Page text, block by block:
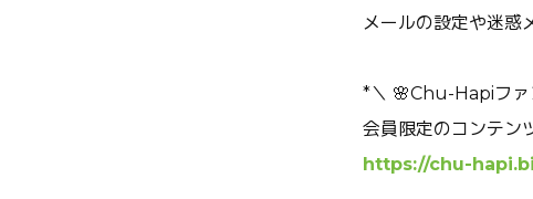
メールの設定や迷惑
*＼ 🌸Chu-Hapiファ
会員限定のコンテン
https://chu-